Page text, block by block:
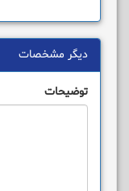
دیگر مشخصات
توضیحات